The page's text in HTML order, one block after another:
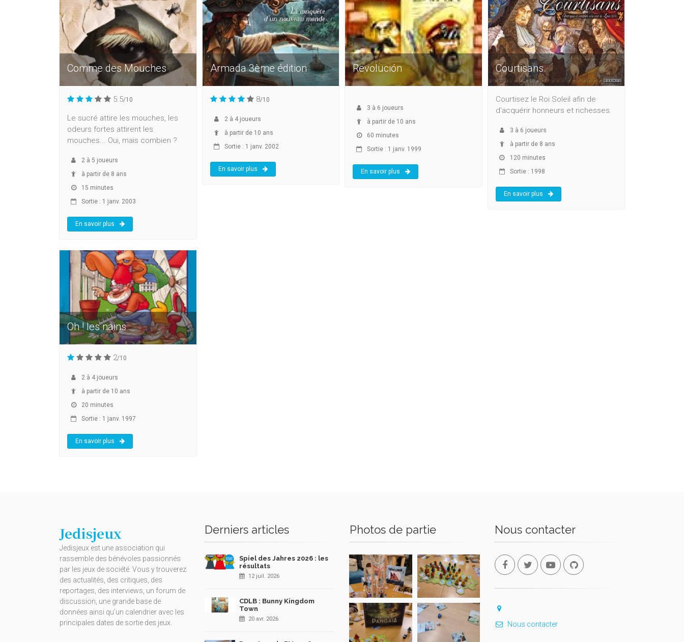
Comme des Mouches
5.5/10
Le sucré attire les mouches, les
odeurs fortes attirent les
mouches... Oui, mais combien ?
2 à 5 joueurs
à partir de 8 ans
15 minutes
Sortie : 1 janv. 2003
En savoir plus
Armada 3ème édition
8/10
2à 4joueurs
à partir de 10 ans
Sortie : 1 janv. 2002
En savoir plus
Revolución
3 à 6 joueurs
à partir de 10 ans
60 minutes
Sortie : 1 janv. 1999
En savoir plus
Courtisans
Courtisez le Roi Soleil afin de
d'acquérir honneurs et richesses.
3 à 6 joueurs
à partir de 8 ans
120 minutes
Sortie : 1998
En savoir plus
Oh ! les nains
2/10
2 à 4 joueurs
à partir de 10 ans
20 minutes
Sortie : 1 janv. 1997
En savoir plus
Jedisjeux
Jedisjeux est une association qui
rassemble des bénévoles passionnés
par les jeux de société. Vous y trouverez
des actualités, des critiques, des
reportages, des interviews, un forum de
discussion, une grande base de
données ainsi qu’un calendrier avec les
principales dates de sortie des jeux.
Derniers articles
Spiel des Jahres 2026 : les
résultats
12 juil. 2026
CDLB : Bunny Kingdom
Town
20 avr. 2026
Photos de partie Nous contacter
Nous contacter